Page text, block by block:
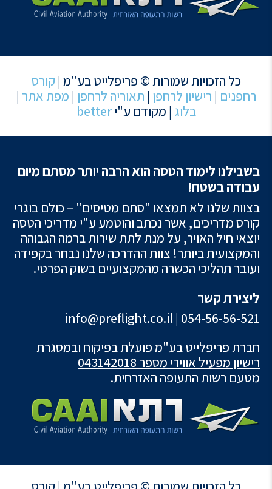
כל הזכויות שמורות © פריפלייט בע"מ | קורס
רחפנים | רישיון לרחפן | תאוריה לרחפן | מפת אתר |
בלוג | מקודם ע"יbetter
בשבילנו לימוד הטסה הוא הרבה יותר מסתם מיום
עבודה בשטח!
בצוות שלנו לא תמצאו "סתם מטיסים" – כולם בוגרי
קורס מדריכים, אשר נכתב והוטמע ע"י מדריכי הטסה
יוצאי חיל האויר, על מנת לתת שירות ברמה הגבוהה
והמקצועית ביותר! צוות ההדרכה שלנו נבחר בקפידה
ועובר תהליכי הכשרה מהמקצועיים בשוק הפרטי.
ליצירת קשר
054-56-56-521
|
info@preflight.co.il
חברת פריפלייט בע"מ פועלת בפיקוח ובמסגרת
רישיון מפעיל אווירי מספר 043142018
מטעם רשות התעופה האזרחית.